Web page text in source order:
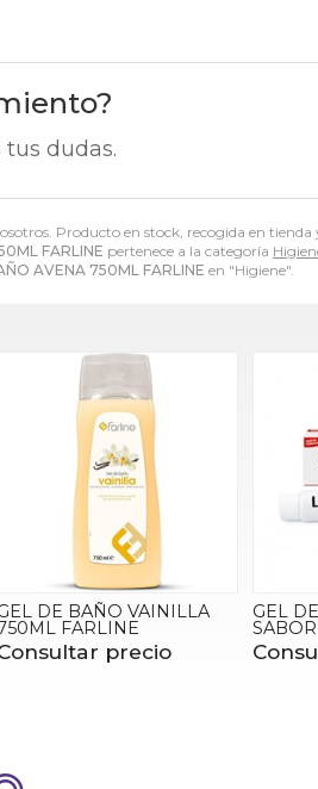
Producto en stock, recogida en tienda
FARLINE pertenece a la categoría
AVENA 750ML FARLINE en "Higiene".
dudas.
DE BAÑO VAINILLA
FARLINE
precio
GEL